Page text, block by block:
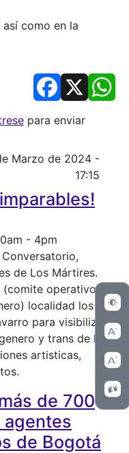
así como en la
Facebook
X
las prácticas
para enviar
Marzo de 2024 -
17:15
imparables!
- 4pm
Conversatorio,
de Los Mártires.
operativo
localidad los
para visibilizar
y trans de la
artisticas,
de 700
agentes
de Bogotá